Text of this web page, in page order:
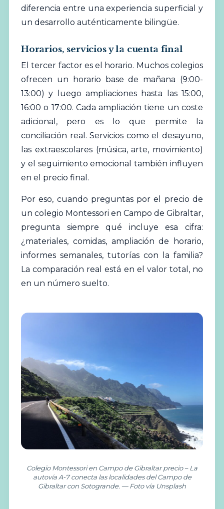
diferencia entre una experiencia superficial y
un desarrollo auténticamente bilingüe.
Horarios, servicios y la cuenta final
El tercer factor es el horario. Muchos colegios
ofrecen un horario base de mañana (9:00-
13:00) y luego ampliaciones hasta las 15:00,
16:00 o 17:00. Cada ampliación tiene un coste
adicional, pero es lo que permite la
conciliación real. Servicios como el desayuno,
las extraescolares (música, arte, movimiento)
y el seguimiento emocional también influyen
en el precio final.
Por eso, cuando preguntas por el precio de
un colegio Montessori en Campo de Gibraltar,
pregunta siempre qué incluye esa cifra:
¿materiales, comidas, ampliación de horario,
informes semanales, tutorías con la familia?
La comparación real está en el valor total, no
en un número suelto.
Colegio Montessori en Campo de Gibraltar precio – La
autovía A-7 conecta las localidades del Campo de
Gibraltar con Sotogrande. — Foto vía Unsplash